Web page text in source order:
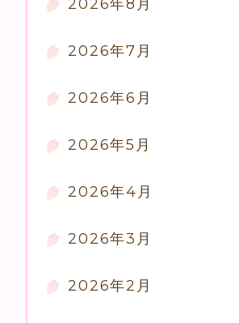
2026年8月
2026年7月
2026年6月
2026年5月
2026年4月
2026年3月
2026年2月